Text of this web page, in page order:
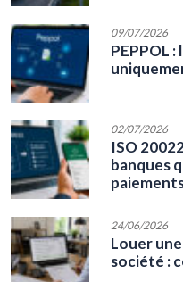
09/07/2026
PEPPOL
02/07/2026
ISO
banques
24/06/2026
Louer
société :